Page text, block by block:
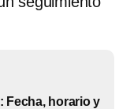
Fecha, horario y